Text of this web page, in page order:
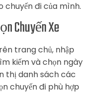
chuyến đi của mình.
Chuyến Xe
trang chủ, nhập
kiếm và chọn ngày
thị danh sách các
chuyến đi phù hợp